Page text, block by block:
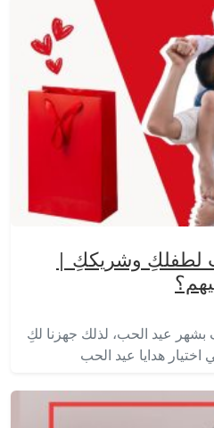
لطفلكِ وشريككِ |
بشهر عيد الحب، لذلك جهزنا لكِ
هدايا عيد الحب